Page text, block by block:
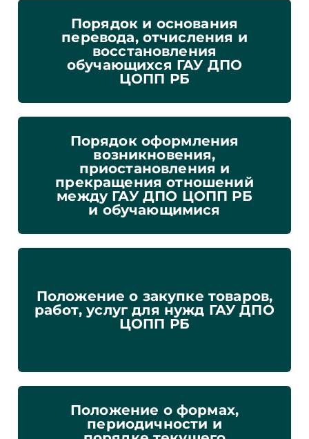
Порядок и основания
перевода, отчисления и
восстановления
обучающихся ГАУ ДПО
ЦОПП РБ
Порядок оформления
возникновения,
приостановления и
прекращения отношений
между ГАУ ДПО ЦОПП РБ
и обучающимися
Положение о закупке товаров,
работ, услуг для нужд ГАУ ДПО
ЦОПП РБ
Положение о формах,
периодичности и